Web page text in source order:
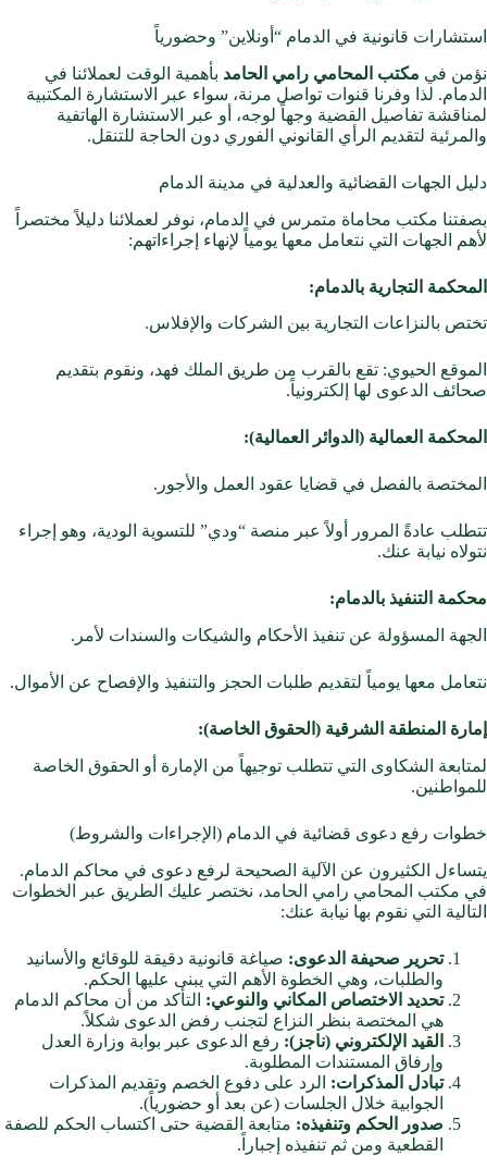
استشارات قانونية في الدمام “أونلاين” وحضورياً
نؤمن في مكتب المحامي رامي الحامد بأهمية الوقت لعملائنا في
الدمام. لذا وفرنا قنوات تواصل مرنة، سواء عبر الاستشارة المكتبية
لمناقشة تفاصيل القضية وجهاً لوجه، أو عبر الاستشارة الهاتفية
والمرئية لتقديم الرأي القانوني الفوري دون الحاجة للتنقل.
دليل الجهات القضائية والعدلية في مدينة الدمام
بصفتنا مكتب محاماة متمرس في الدمام، نوفر لعملائنا دليلاً مختصراً
لأهم الجهات التي نتعامل معها يومياً لإنهاء إجراءاتهم:
المحكمة التجارية بالدمام:
تختص بالنزاعات التجارية بين الشركات والإفلاس.
الموقع الحيوي: تقع بالقرب من طريق الملك فهد، ونقوم بتقديم
صحائف الدعوى لها إلكترونياً.
المحكمة العمالية (الدوائر العمالية):
المختصة بالفصل في قضايا عقود العمل والأجور.
تتطلب عادةً المرور أولاً عبر منصة “ودي” للتسوية الودية، وهو إجراء
نتولاه نيابة عنك.
محكمة التنفيذ بالدمام:
الجهة المسؤولة عن تنفيذ الأحكام والشيكات والسندات لأمر.
نتعامل معها يومياً لتقديم طلبات الحجز والتنفيذ والإفصاح عن الأموال.
إمارة المنطقة الشرقية (الحقوق الخاصة):
لمتابعة الشكاوى التي تتطلب توجيهاً من الإمارة أو الحقوق الخاصة
للمواطنين.
خطوات رفع دعوى قضائية في الدمام (الإجراءات والشروط)
يتساءل الكثيرون عن الآلية الصحيحة لرفع دعوى في محاكم الدمام.
في مكتب المحامي رامي الحامد، نختصر عليك الطريق عبر الخطوات
التالية التي نقوم بها نيابة عنك:
تحرير صحيفة الدعوى: صياغة قانونية دقيقة للوقائع والأسانيد
والطلبات، وهي الخطوة الأهم التي يبنى عليها الحكم.
تحديد الاختصاص المكاني والنوعي: التأكد من أن محاكم الدمام
هي المختصة بنظر النزاع لتجنب رفض الدعوى شكلاً.
القيد الإلكتروني (ناجز): رفع الدعوى عبر بوابة وزارة العدل
وإرفاق المستندات المطلوبة.
تبادل المذكرات: الرد على دفوع الخصم وتقديم المذكرات
الجوابية خلال الجلسات (عن بعد أو حضورياً).
صدور الحكم وتنفيذه: متابعة القضية حتى اكتساب الحكم للصفة
القطعية ومن ثم تنفيذه إجباراً.